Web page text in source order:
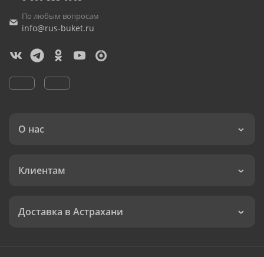
По любым вопросам
info@rus-buket.ru
О нас
Клиентам
Доставка в Астрахани